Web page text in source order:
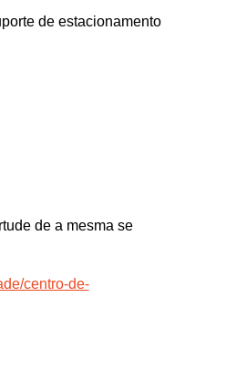
de estacionamento
de a mesma se
centro-de-